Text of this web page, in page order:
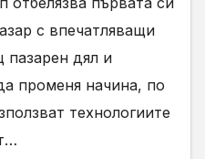
с впечатляващи
пазарен дял и
променя начина, по
технологиите